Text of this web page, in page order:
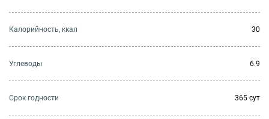
Калорийность, ккал 30
Углеводы 6.9
Cрок годности 365 сут